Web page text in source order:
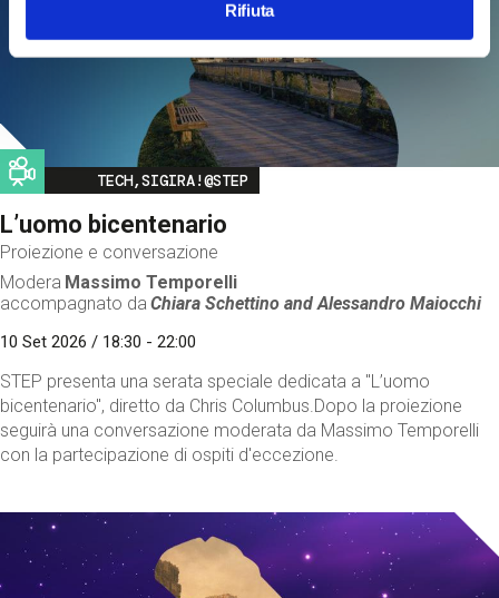
Rifiuta
Image
TECH,SIGIRA!@STEP
L’uomo bicentenario
Proiezione e conversazione
Modera Massimo Temporelli
accompagnato da Chiara Schettino andAlessandro Maiocchi
10 Set 2026 / 18:30 - 22:00
STEP presenta una serata speciale dedicata a "L’uomo
bicentenario", diretto da Chris Columbus.Dopo la proiezione
seguirà una conversazione moderata da Massimo Temporelli
con la partecipazione di ospiti d'eccezione.